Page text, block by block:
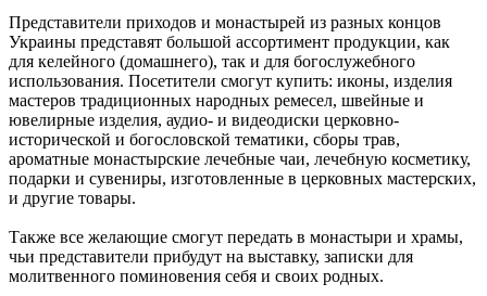
Представители приходов и монастырей из разных концов
Украины представят большой ассортимент продукции, как
для келейного (домашнего), так и для богослужебного
использования. Посетители смогут купить: иконы, изделия
мастеров традиционных народных ремесел, швейные и
ювелирные изделия, аудио- и видеодиски церковно-
исторической и богословской тематики, сборы трав,
ароматные монастырские лечебные чаи, лечебную косметику,
подарки и сувениры, изготовленные в церковных мастерских,
и другие товары.
Также все желающие смогут передать в монастыри и храмы,
чьи представители прибудут на выставку, записки для
молитвенного поминовения себя и своих родных.